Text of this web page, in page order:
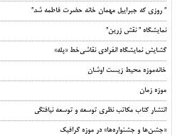
” روزی که جبراییل مهمان خانه حضرت فاطمه شد”
نمایشگاه ” نقش زرین”
گشایش نمایشگاه انفرادی نقاشی‌خط «پله»
خانه‌موزه محیط‌ زیست اوشان
موزه زمان
انتشار کتاب مکاتب نظری توسعه و توسعه نیافتگی
«جشن‌ها و جشنواره‌ها» در موزه گرافیک